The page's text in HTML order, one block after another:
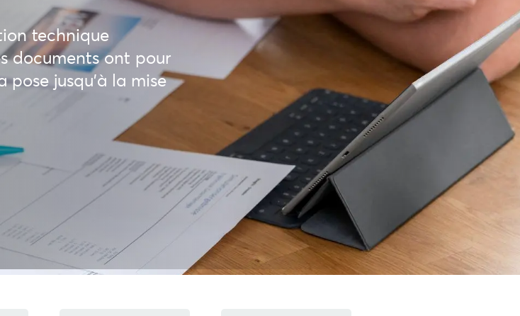
technique
documents ont pour
jusqu’à la mise